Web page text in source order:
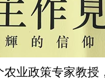
业政策专家教授